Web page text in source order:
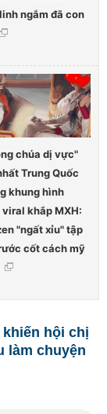
ngắm đã con
chúa dị vực"
Trung Quốc
khung hình
viral khắp MXH:
"ngất xỉu" tập
cốt cách mỹ
khiến hội chị
làm chuyện